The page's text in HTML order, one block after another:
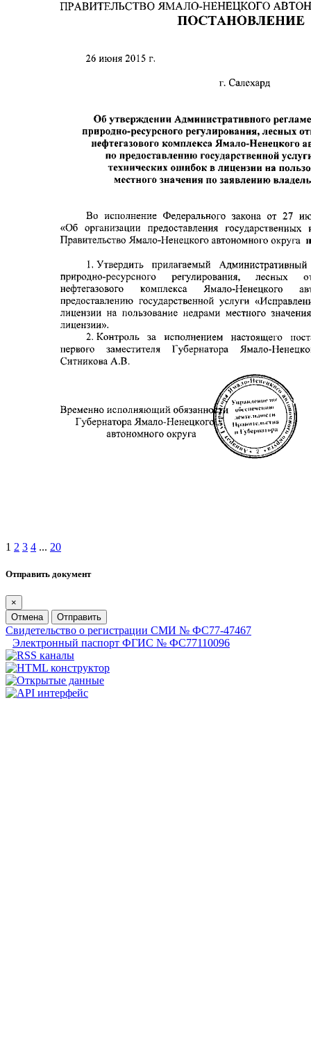
1 2 3 4 ... 20
Отправить документ
×
Отмена
Отправить
Свидетельство о регистрации СМИ № ФС77-47467
Электронный паспорт ФГИС № ФС77110096